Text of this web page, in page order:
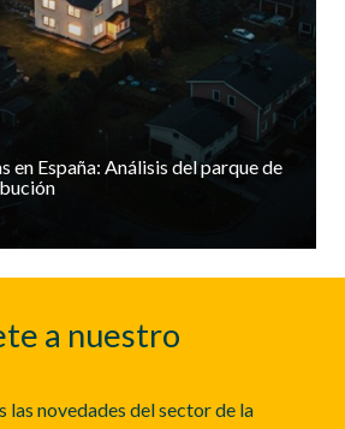
en España: Análisis del parque de
a nuestro
las novedades del sector de la